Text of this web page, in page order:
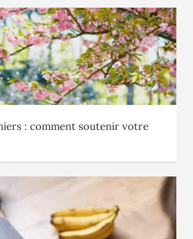
: comment soutenir votre